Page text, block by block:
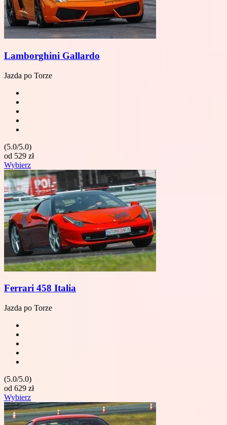
Lamborghini Gallardo
Jazda po Torze
(5.0/5.0)
od 529 zł
Wybierz
Ferrari 458 Italia
Jazda po Torze
(5.0/5.0)
od 629 zł
Wybierz